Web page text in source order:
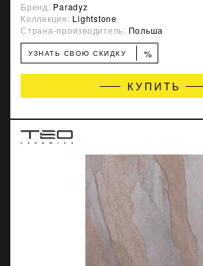
Бренд: Paradyz
Коллекция: Lightstone
Страна-производитель: Польша
УЗНАТЬ СВОЮ СКИДКУ %
КУПИТЬ